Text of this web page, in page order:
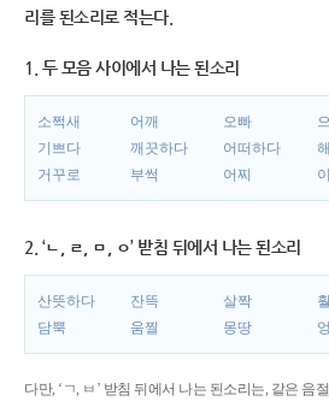
리를 된소리로 적는다.
1. 두 모음 사이에서 나는 된소리
소쩍새 어깨 오빠
기쁘다
깨끗하다 어떠하다
거꾸로
부썩 어찌
2. ‘ㄴ, ㄹ, ㅁ, ㅇ’ 받침 뒤에서 나는 된소리
산뜻하다 잔뜩 살짝
담뿍
움찔 몽땅
다만, ‘ㄱ, ㅂ’ 받침 뒤에서 나는 된소리는, 같은 음